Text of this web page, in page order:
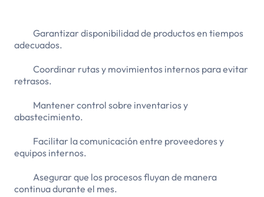
Garantizar disponibilidad de productos en tiempos
adecuados.
Coordinar rutas y movimientos internos para evitar
retrasos.
Mantener control sobre inventarios y
abastecimiento.
Facilitar la comunicación entre proveedores y
equipos internos.
Asegurar que los procesos fluyan de manera
continua durante el mes.